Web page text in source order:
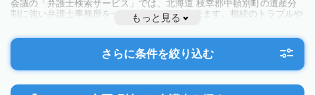
会議の「弁護士検索サービス」では、北海道 枝幸郡中頓別町の遺産分
割に強い弁護士事務所を一覧で見ることが出来ます。相続のトラブルや
お悩みを抱えている方は一度近隣の弁護士に相談してみましょう。
もっと見る
さらに条件を絞り込む